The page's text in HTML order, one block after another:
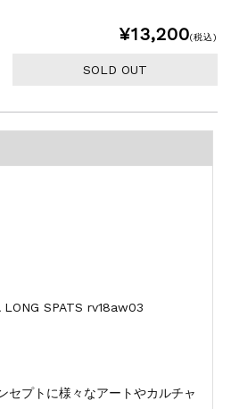
¥13,200(税込)
SOLD OUT
LONG SPATS rv18aw03
セプトに様々なアートやカルチャ